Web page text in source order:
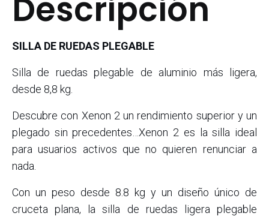
Descripción
SILLA DE RUEDAS PLEGABLE
Silla de ruedas plegable de aluminio más ligera,
desde 8,8 kg.
Descubre con Xenon 2 un rendimiento superior y un
plegado sin precedentes…Xenon 2 es la silla ideal
para usuarios activos que no quieren renunciar a
nada.
Con un peso desde 8.8 kg y un diseño único de
cruceta plana, la silla de ruedas ligera plegable